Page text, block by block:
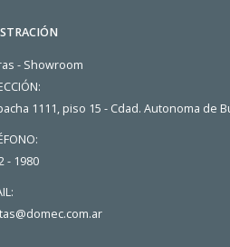
- Showroom
1111, piso 15 - Cdad. Autonoma de
- 1980